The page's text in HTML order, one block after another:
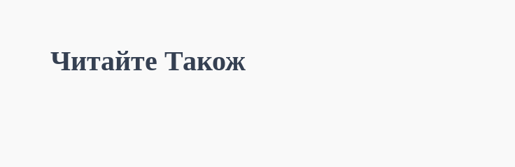
Читайте Також